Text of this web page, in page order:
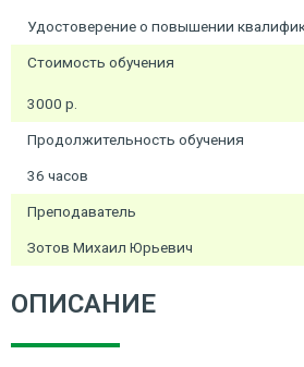
Удостоверение о повышении
Стоимость обучения
3000 р.
Продолжительность обучения
36 часов
Преподаватель
Зотов Михаил Юрьевич
ОПИСАНИЕ